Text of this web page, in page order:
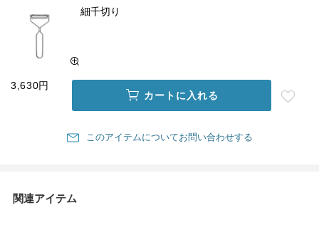
細千切り
3,630円
カートに入れる
このアイテムについてお問い合わせする
関連アイテム